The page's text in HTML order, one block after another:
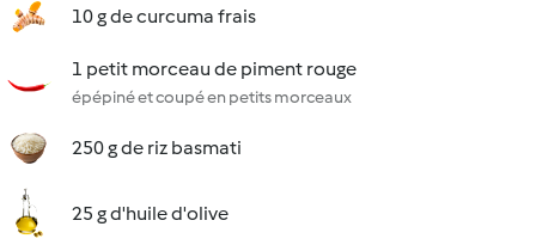
10 g de curcuma frais
1 petit morceau de piment rouge
épépiné et coupé en petits morceaux
250 g de riz basmati
25 g d'huile d'olive